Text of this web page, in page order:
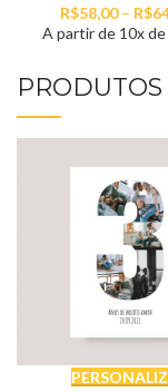
R$58,00 – R$
A partir de 10x de